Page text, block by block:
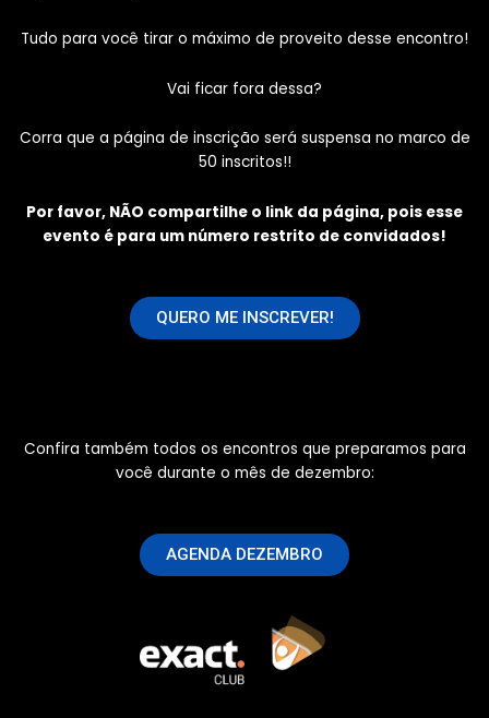
Tudo para você tirar o máximo de proveito desse encontro!
Vai ficar fora dessa?
Corra que a página de inscrição será suspensa no marco de
50 inscritos!!
Por favor, NÃO compartilhe o link da página, pois esse
evento é para um número restrito de convidados!
QUERO ME INSCREVER!
Confira também todos os encontros que preparamos para
você durante o mês de dezembro:
AGENDA DEZEMBRO